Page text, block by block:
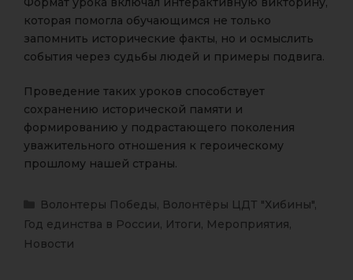
которая помогла обучающимся не только
запомнить исторические факты, но и осмыслить
события через судьбы людей и примеры подвига.
Проведение таких уроков способствует
сохранению исторической памяти и
формированию у подрастающего поколения
уважительного отношения к героическому
прошлому нашей страны.
Волонтеры Победы, Волонтёры ЦДТ "Хибины",
Год единства в России, Итоги, Мероприятия,
Новости